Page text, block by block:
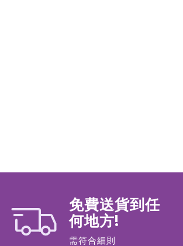
免費送貨到任
何地方!
需符合細則